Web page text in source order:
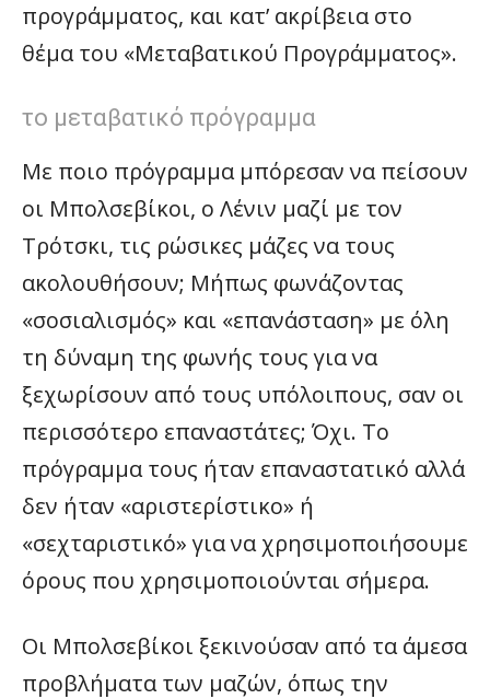
προγράμματος, και κατ’ ακρίβεια στο
θέμα του «Μεταβατικού Προγράμματος».
το μεταβατικό πρόγραμμα
Με ποιο πρόγραμμα μπόρεσαν να πείσουν
οι Μπολσεβίκοι, ο Λένιν μαζί με τον
Τρότσκι, τις ρώσικες μάζες να τους
ακολουθήσουν; Μήπως φωνάζοντας
«σοσιαλισμός» και «επανάσταση» με όλη
τη δύναμη της φωνής τους για να
ξεχωρίσουν από τους υπόλοιπους, σαν οι
περισσότερο επαναστάτες; Όχι. Το
πρόγραμμα τους ήταν επαναστατικό αλλά
δεν ήταν «αριστερίστικο» ή
«σεχταριστικό» για να χρησιμοποιήσουμε
όρους που χρησιμοποιούνται σήμερα.
Οι Μπολσεβίκοι ξεκινούσαν από τα άμεσα
προβλήματα των μαζών, όπως την